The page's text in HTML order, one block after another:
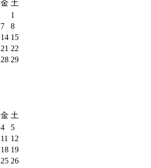
金 土
1
7
8
14 15
21 22
28 29
金 土
4
5
11 12
18 19
25 26